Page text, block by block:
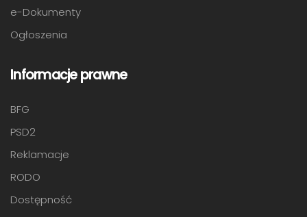
e-Dokumenty
Ogłoszenia
Informacje prawne
BFG
PSD2
Reklamacje
RODO
Dostępność